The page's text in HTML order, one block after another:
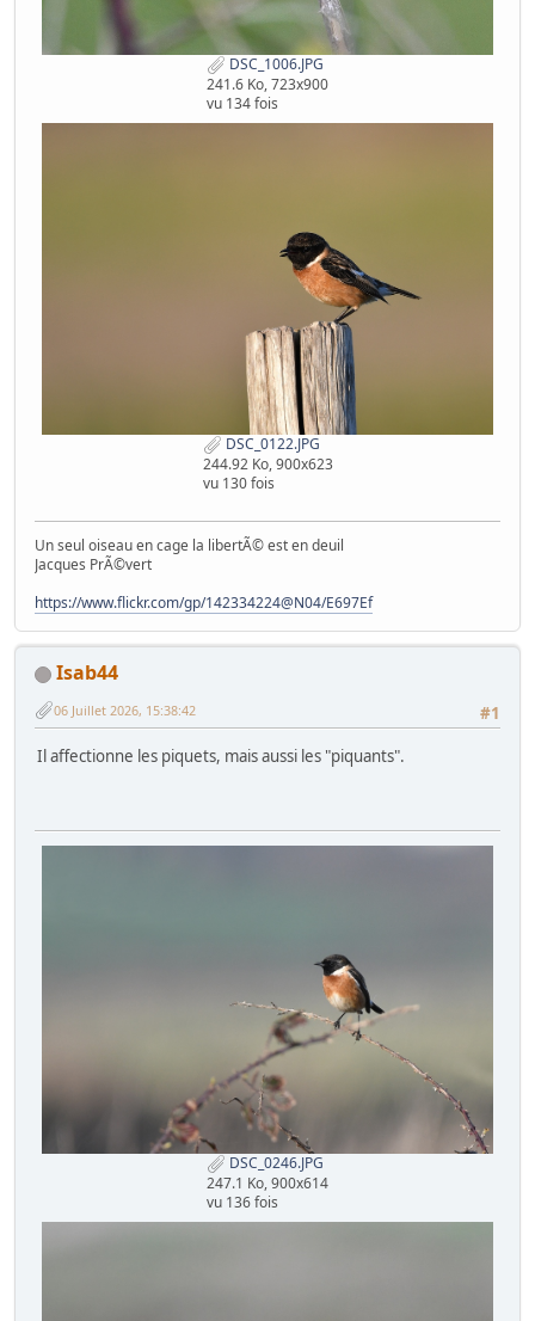
DSC_1006.JPG
241.6 Ko, 723x900
vu 134 fois
DSC_0122.JPG
244.92 Ko, 900x623
vu 130 fois
Un seul oiseau en cage la libertÃ© est en deuil
Jacques PrÃ©vert
https://www.flickr.com/gp/142334224@N04/E697Ef
Isab44
#1
06 Juillet 2026, 15:38:42
Il affectionne les piquets, mais aussi les "piquants".
DSC_0246.JPG
247.1 Ko, 900x614
vu 136 fois